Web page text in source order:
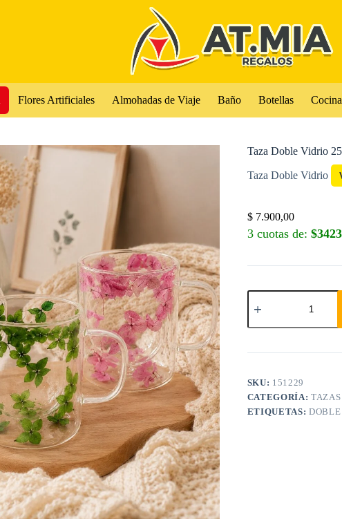
Flores Artificiales Almohadas de Viaje Baño Botellas Cocina
Taza Doble Vidrio
Taza Doble Vidrio
$7.900,00
3 cuotas de:
SKU: 151229
CATEGORÍA: TAZAS
ETIQUETAS: